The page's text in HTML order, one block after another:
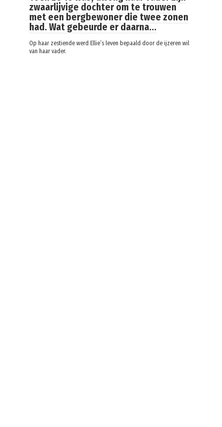
zwaarlijvige dochter om te trouwen
met een bergbewoner die twee zonen
had. Wat gebeurde er daarna…
Op haar zestiende werd Ellie’s leven bepaald door de ijzeren wil
van haar vader.